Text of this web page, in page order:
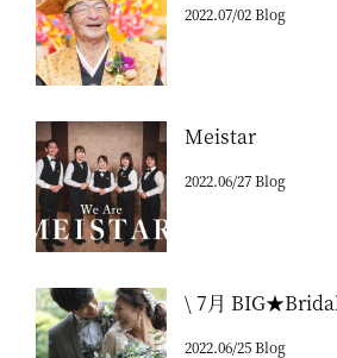
2022.07/02 Blog
Meistar
2022.06/27 Blog
\ 7月
2022.06/25 Blog